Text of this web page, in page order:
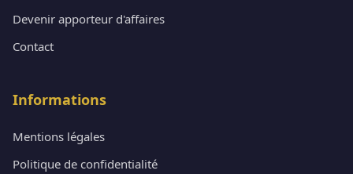
Devenir apporteur d'affaires
Contact
Informations
Mentions légales
Politique de confidentialité